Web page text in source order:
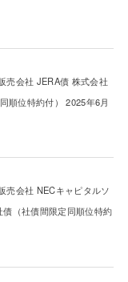
売会社 JERA債 株式会社
順位特約付） 2025年6月
売会社 NECキャピタルソ
（社債間限定同順位特約